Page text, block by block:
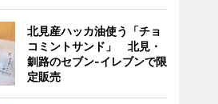
北見産ハッカ油使う「チョ
コミントサンド」 北見・
釧路のセブン-イレブンで限
定販売